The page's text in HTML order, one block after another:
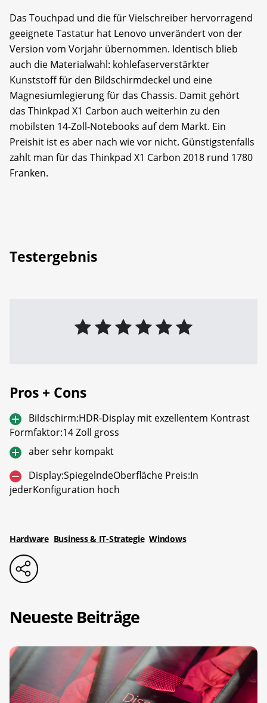
Das Touchpad und die für Vielschreiber hervorragend
geeignete Tastatur hat Lenovo unverändert von der
Version vom Vorjahr übernommen. Identisch blieb
auch die Materialwahl: kohlefaserverstärkter
Kunststoff für den Bildschirm­deckel und eine
Magnesiumlegierung für das Chassis. Damit gehört
das Thinkpad X1 Carbon auch weiterhin zu den
mobilsten 14-Zoll-Notebooks auf dem Markt. Ein
Preishit ist es aber nach wie vor nicht. Günstigstenfalls
zahlt man für das Thinkpad X1 Carbon 2018 rund 1780
Franken.
Testergebnis
Pros + Cons
Bildschirm:HDR-Display mit exzellentem Kontrast
Formfaktor:14 Zoll gross
aber sehr kompakt
Display:SpiegelndeOberfläche Preis:In
jederKonfigura­tion hoch
Hardware Business & IT-Strategie Windows
Neueste Beiträge